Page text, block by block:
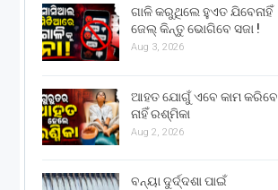
ଗାଳି କରୁଥିଲେ ହୁଏତ ଯିବେନାହିଁ
ଜେଲ୍ କିନ୍ତୁ ଭୋଗିବେ ସଜା !
Aug 3, 2026
ଆହତ ଯୋଗୁଁ ଏବେ କାମ କରିବେ
ନାହିଁ ରଶ୍ମିକା
Aug 2, 2026
ବନ୍ୟା ଦୁର୍ଦ୍ଦଶା ପାଇଁ